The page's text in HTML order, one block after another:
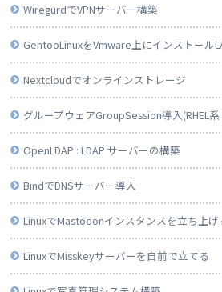
WiregurdでVPNサーバー構築
GentooLinuxをVmware上にインストール
Nextcloudでオンラインストレージ
グループウェアGroupSession導入(RHEL系
OpenLDAP : LDAP サーバーの構築
BindでDNSサーバー導入
LinuxでMastodonインスタンスを立ち上げ
LinuxでMisskeyサーバーを自前で立てる